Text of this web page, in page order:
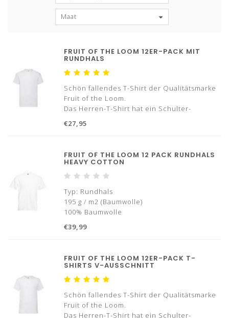
Maat
FRUIT OF THE LOOM 12ER-PACK MIT
RUNDHALS
Schön fallendes T-Shirt der Qualitätsmarke
Fruit of the Loom.
Das Herren-T-Shirt hat ein Schulter-
100% Baumwolle.
100 % Baumwolle/ 140 Gramm
€27,95
FRUIT OF THE LOOM 12 PACK RUNDHALS
HEAVY COTTON
Typ: Rundhals
195 g / m2 (Baumwolle)
100% Baumwolle
Schulter
Größen: S bis 3XL
✓ Danach bezahlen
✓ Schnelle Lieferung *
€39,99
FRUIT OF THE LOOM 12ER-PACK T-
SHIRTS V-AUSSCHNITT
Schön fallendes T-Shirt der Qualitätsmarke
Fruit of the Loom.
Das Herren-T-Shirt hat ein Schulter-